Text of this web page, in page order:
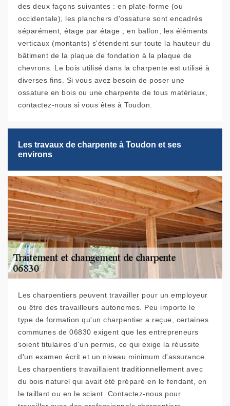
des deux façons suivantes : en plate-forme (ou
occidentale), les planchers d'ossature sont encadrés
séparément, étage par étage ; en ballon, les éléments
verticaux (montants) s'étendent sur toute la hauteur du
bâtiment de la plaque de fondation à la plaque de
chevrons. Le bois utilisé dans la charpente est utilisé à
diverses fins. Si vous avez besoin de poser une
ossature en bois ou une charpente de tous matériaux,
contactez-nous si vous êtes à Toudon.
Les travaux de charpente à Toudon et ses
environs
Les charpentiers peuvent travailler pour un employeur
ou être des travailleurs autonomes. Peu importe le
type de formation qu'un charpentier a reçue, certaines
communes de 06830 exigent que les entrepreneurs
soient titulaires d'un permis, ce qui exige la réussite
d'un examen écrit et un niveau minimum d'assurance.
Les charpentiers travaillaient traditionnellement avec
du bois naturel qui avait été préparé en le fendant, en
le taillant ou en le sciant. Contactez-nous pour